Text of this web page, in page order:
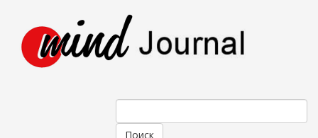
Форма поиска
Поиск